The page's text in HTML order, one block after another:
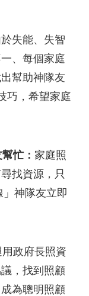
失能、失智
、每個家庭
幫助神隊友
巧，希望家庭
忙： 家庭照
找資源，只
」神隊友立即
政府長照資
，找到照顧
為聰明照顧